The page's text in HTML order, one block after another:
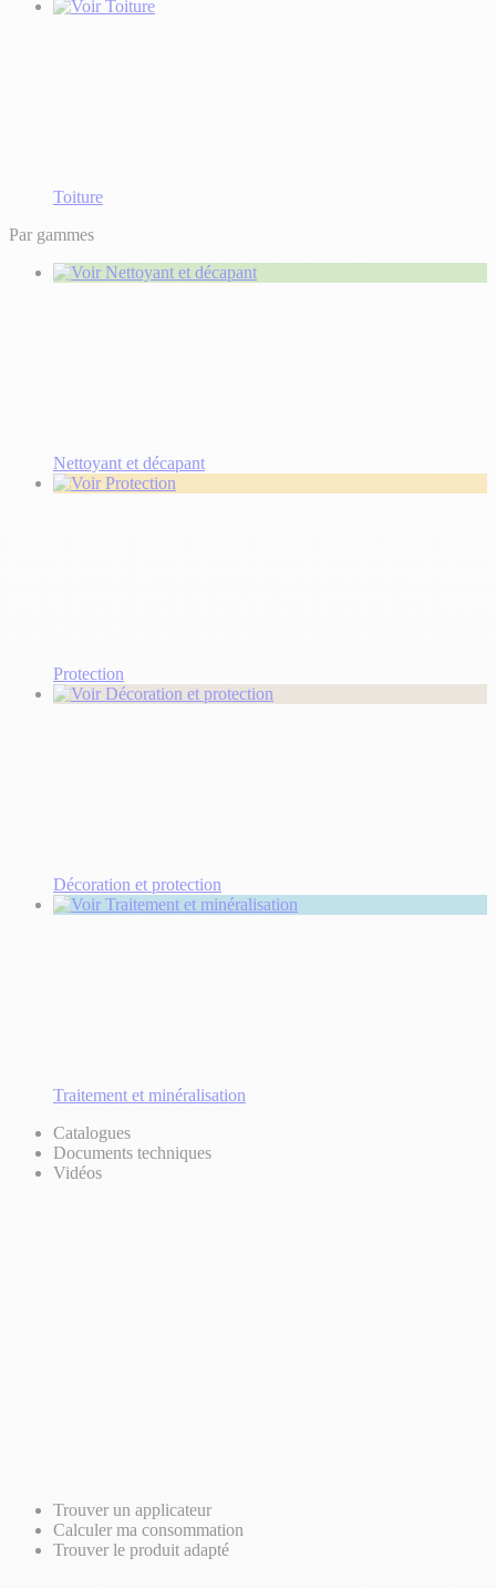
Toiture
Par gammes
Nettoyant et décapant
Protection
Décoration et protection
Traitement et minéralisation
Catalogues
Documents techniques
Vidéos
Trouver un applicateur
Calculer ma consommation
Trouver le produit adapté